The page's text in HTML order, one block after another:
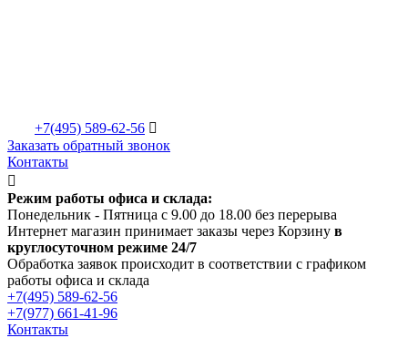
+7(495) 589-62-56 
Заказать обратный звонок
Контакты

Режим работы офиса и склада:
Понедельник - Пятница с 9.00 до 18.00 без перерыва
Интернет магазин принимает заказы через Корзину в
круглосуточном режиме 24/7
Обработка заявок происходит в соответствии с графиком
работы офиса и склада
+7(495) 589-62-56
+7(977) 661-41-96
Контакты